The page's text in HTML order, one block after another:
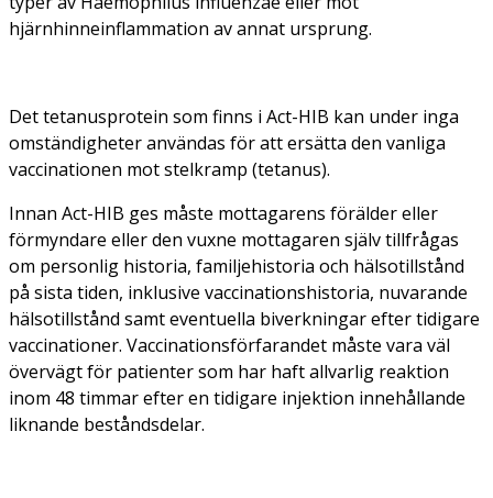
hjärnhinneinflammation av annat ursprung.
Det tetanusprotein som finns i Act-HIB kan under inga
omständigheter användas för att ersätta den vanliga
vaccinationen mot stelkramp (tetanus).
Innan Act-HIB ges måste mottagarens förälder eller
förmyndare eller den vuxne mottagaren själv tillfrågas
om personlig historia, familjehistoria och hälsotillstånd
på sista tiden, inklusive vaccinationshistoria, nuvarande
hälsotillstånd samt eventuella biverkningar efter tidigare
vaccinationer. Vaccinationsförfarandet måste vara väl
övervägt för patienter som har haft allvarlig reaktion
inom 48 timmar efter en tidigare injektion innehållande
liknande beståndsdelar.